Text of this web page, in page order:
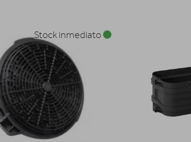
Stock inmediato